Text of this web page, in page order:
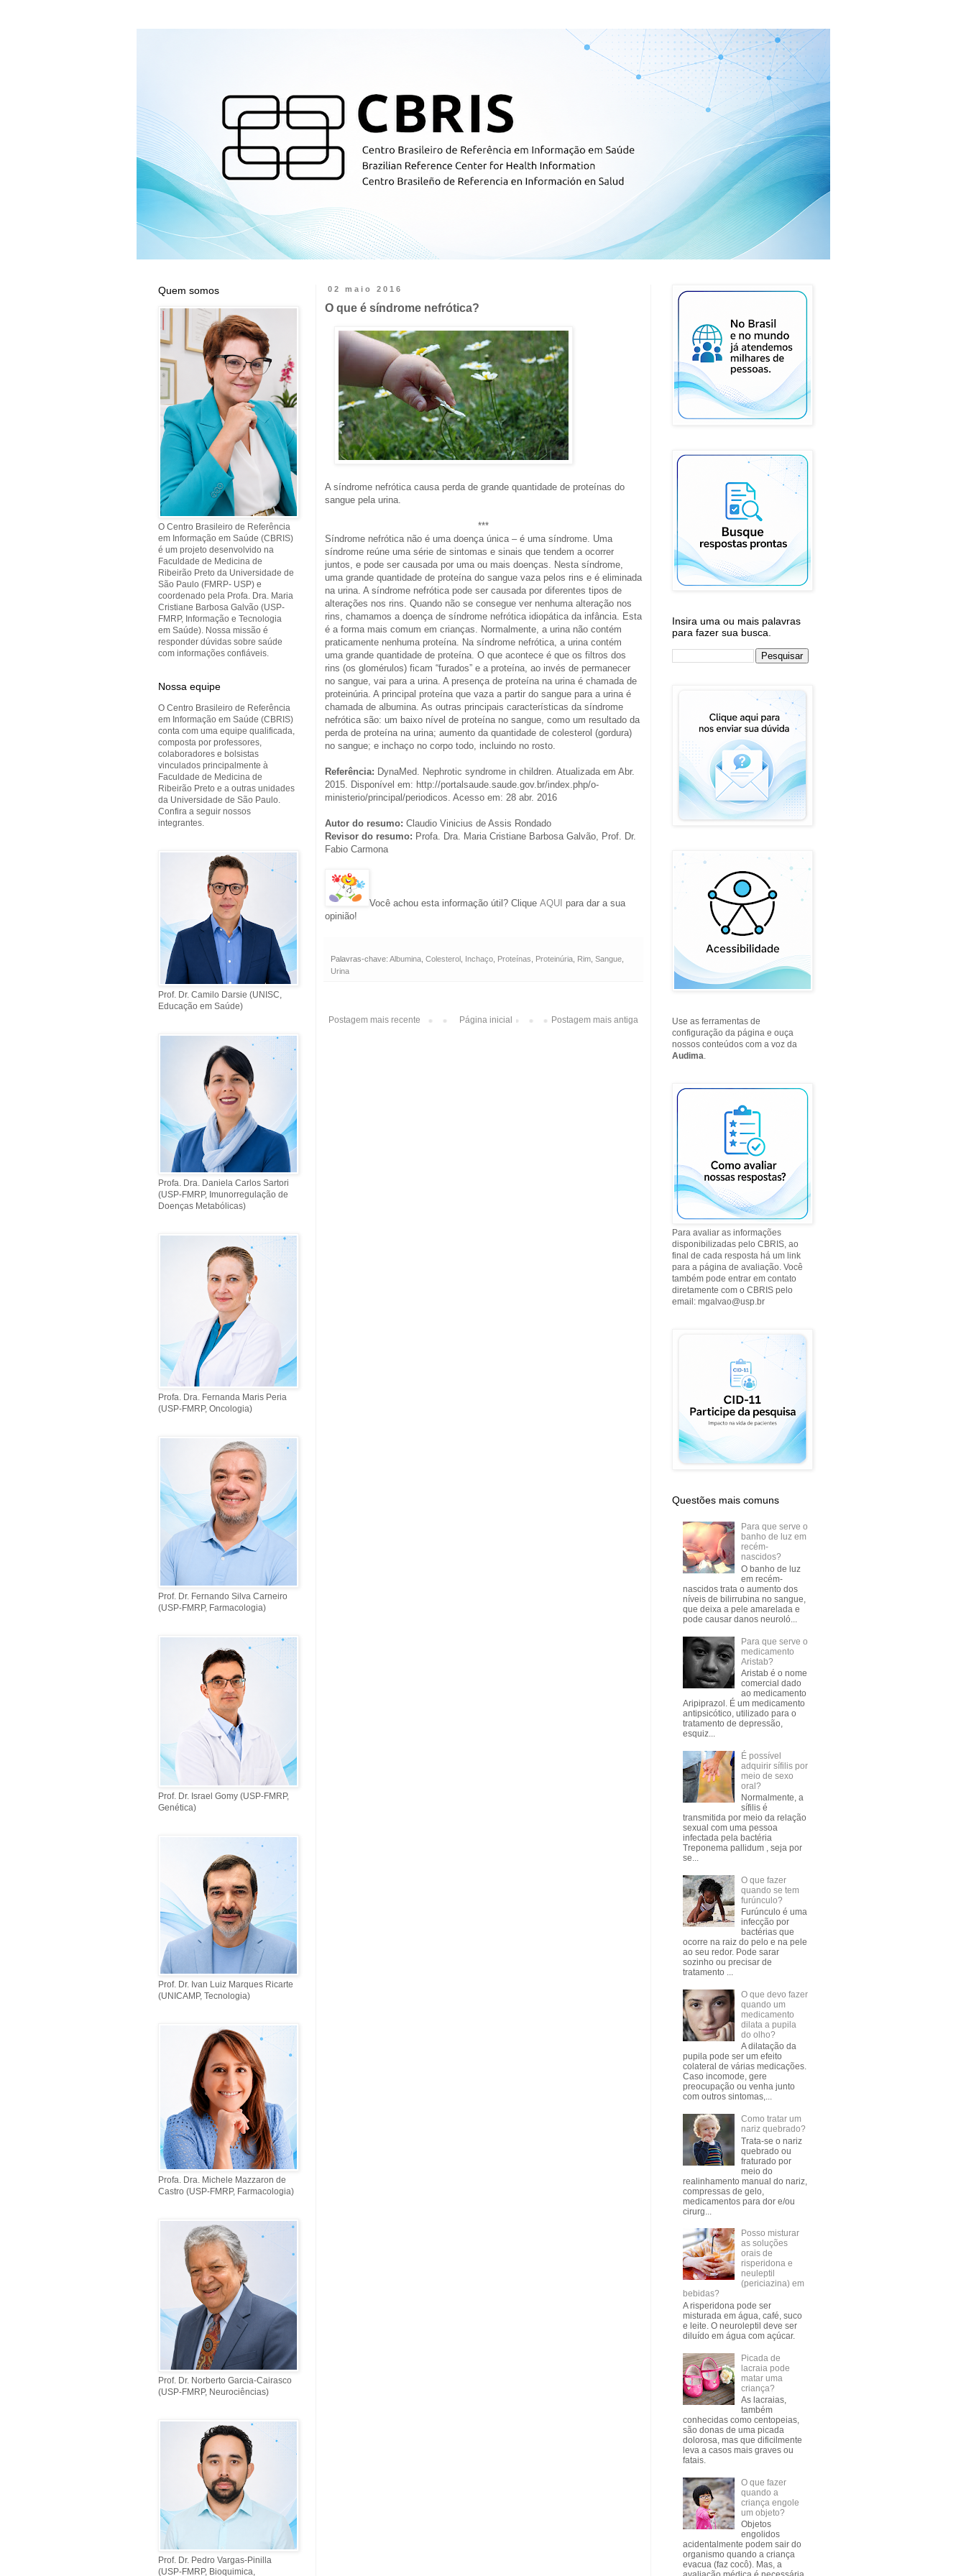
02 maio 2016
O que é síndrome nefrótica?
A síndrome nefrótica causa perda de grande quantidade de proteínas do
sangue pela urina.
***
Síndrome nefrótica não é uma doença única – é uma síndrome. Uma
síndrome reúne uma série de sintomas e sinais que tendem a ocorrer
juntos, e pode ser causada por uma ou mais doenças. Nesta síndrome,
uma grande quantidade de proteína do sangue vaza pelos rins e é eliminada
na urina. A síndrome nefrótica pode ser causada por diferentes tipos de
alterações nos rins. Quando não se consegue ver nenhuma alteração nos
rins, chamamos a doença de síndrome nefrótica idiopática da infância. Esta
é a forma mais comum em crianças. Normalmente, a urina não contém
praticamente nenhuma proteína. Na síndrome nefrótica, a urina contém
uma grande quantidade de proteína. O que acontece é que os filtros dos
rins (os glomérulos) ficam “furados” e a proteína, ao invés de permanecer
no sangue, vai para a urina. A presença de proteína na urina é chamada de
proteinúria. A principal proteína que vaza a partir do sangue para a urina é
chamada de albumina. As outras principais características da síndrome
nefrótica são: um baixo nível de proteína no sangue, como um resultado da
perda de proteína na urina; aumento da quantidade de colesterol (gordura)
no sangue; e inchaço no corpo todo, incluindo no rosto.
Referência: DynaMed. Nephrotic syndrome in children. Atualizada em Abr.
2015. Disponível em: http://portalsaude.saude.gov.br/index.php/o-
ministerio/principal/periodicos. Acesso em: 28 abr. 2016
Autor do resumo: Claudio Vinicius de Assis Rondado
Revisor do resumo: Profa. Dra. Maria Cristiane Barbosa Galvão, Prof. Dr.
Fabio Carmona
Você achou esta informação útil? Clique AQUI para dar a sua
opinião!
Palavras-chave: Albumina, Colesterol, Inchaço, Proteínas Proteinúria, Rim, Sangue,
Urina
Postagem mais recente Postagem mais antiga
Página inicial
Quem somos
O Centro Brasileiro de Referência
em Informação em Saúde (CBRIS)
é um projeto desenvolvido na
Faculdade de Medicina de
Ribeirão Preto da Universidade de
São Paulo (FMRP- USP) e
coordenado pela Profa. Dra. Maria
Cristiane Barbosa Galvão (USP-
FMRP, Informação e Tecnologia
em Saúde). Nossa missão é
responder dúvidas sobre saúde
com informações confiáveis.
Nossa equipe
O Centro Brasileiro de Referência
em Informação em Saúde (CBRIS)
conta com uma equipe qualificada,
composta por professores,
colaboradores e bolsistas
vinculados principalmente à
Faculdade de Medicina de
Ribeirão Preto e a outras unidades
da Universidade de São Paulo.
Confira a seguir nossos
integrantes.
Prof. Dr. Camilo Darsie (UNISC,
Educação em Saúde)
Profa. Dra. Daniela Carlos Sartori
(USP-FMRP, Imunorregulação de
Doenças Metabólicas)
Profa. Dra. Fernanda Maris Peria
(USP-FMRP, Oncologia)
Prof. Dr. Fernando Silva Carneiro
(USP-FMRP, Farmacologia)
Prof. Dr. Israel Gomy (USP-FMRP,
Genética)
Prof. Dr. Ivan Luiz Marques Ricarte
(UNICAMP, Tecnologia)
Profa. Dra. Michele Mazzaron de
Castro (USP-FMRP, Farmacologia)
Prof. Dr. Norberto Garcia-Cairasco
(USP-FMRP, Neurociências)
Prof. Dr. Pedro Vargas-Pinilla
(USP-FMRP, Bioquimica,
Insira uma ou mais palavras
para fazer sua busca.
Use as ferramentas de
configuração da página e ouça
nossos conteúdos com a voz da
Audima.
Para avaliar as informações
disponibilizadas pelo CBRIS, ao
final de cada resposta há um link
para a página de avaliação. Você
também pode entrar em contato
diretamente com o CBRIS pelo
email: mgalvao@usp.br
Questões mais comuns
Para que serve o
banho de luz em
recém-
nascidos?
O banho de luz
em recém-
nascidos trata o aumento dos
níveis de bilirrubina no sangue,
que deixa a pele amarelada e
pode causar danos neuroló...
Para que serve o
medicamento
Aristab?
Aristab é o nome
comercial dado
ao medicamento
Aripiprazol. É um medicamento
antipsicótico, utilizado para o
tratamento de depressão,
esquiz...
É possível
adquirir sífilis por
meio de sexo
oral?
Normalmente, a
sífilis é
transmitida por meio da relação
sexual com uma pessoa
infectada pela bactéria
Treponema pallidum , seja por
se...
O que fazer
quando se tem
furúnculo?
Furúnculo é uma
infecção por
bactérias que
ocorre na raiz do pelo e na pele
ao seu redor. Pode sarar
sozinho ou precisar de
tratamento ...
O que devo fazer
quando um
medicamento
dilata a pupila
do olho?
A dilatação da
pupila pode ser um efeito
colateral de várias medicações.
Caso incomode, gere
preocupação ou venha junto
com outros sintomas,...
Como tratar um
nariz quebrado?
Trata-se o nariz
quebrado ou
fraturado por
meio do
realinhamento manual do nariz,
compressas de gelo,
medicamentos para dor e/ou
cirurg...
Posso misturar
as soluções
orais de
risperidona e
neuleptil
(periciazina) em
bebidas?
A risperidona pode ser
misturada em água, café, suco
e leite. O neuroleptil deve ser
diluído em água com açúcar.
Picada de
lacraia pode
matar uma
criança?
As lacraias,
também
conhecidas como centopeias,
são donas de uma picada
dolorosa, mas que dificilmente
leva a casos mais graves ou
fatais.
O que fazer
quando a
criança engole
um objeto?
Objetos
engolidos
acidentalmente podem sair do
organismo quando a criança
evacua (faz cocô). Mas, a